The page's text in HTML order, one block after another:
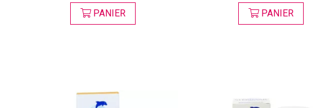
PANIER PANIER